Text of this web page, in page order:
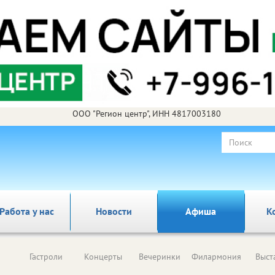
ООО "Регион центр", ИНН 4817003180
у нас Новости Афиша
Гастроли Концерты Вечеринки Филармония